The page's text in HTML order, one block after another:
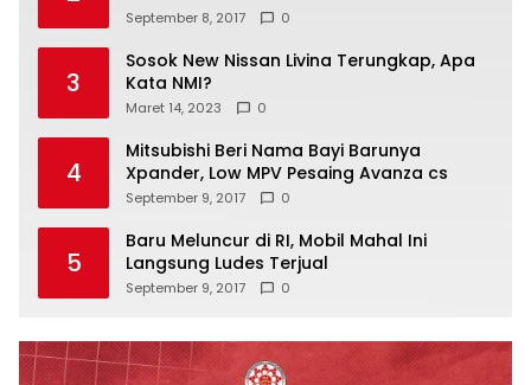
September 8, 2017 0
3
Sosok New Nissan Livina Terungkap, Apa
Kata NMI?
Maret 14, 2023 0
4
Mitsubishi Beri Nama Bayi Barunya
Xpander, Low MPV Pesaing Avanza cs
September 9, 2017 0
5
Baru Meluncur di RI, Mobil Mahal Ini
Langsung Ludes Terjual
September 9, 2017 0